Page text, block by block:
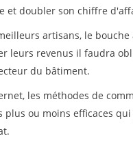
et doubler son chiffre
artisans, le
leurs revenus il faudra
du bâtiment.
les méthodes de
plus ou moins efficaces